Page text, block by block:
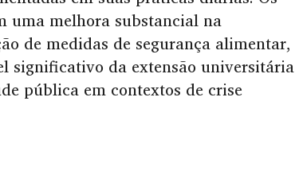
uma melhora substancial na
de medidas de segurança alimentar,
significativo da extensão universitária
pública em contextos de crise